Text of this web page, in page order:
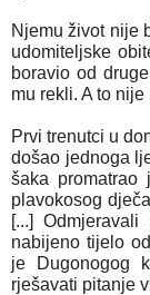
Njemu život nije
udomiteljske
boravio od
mu rekli. A to
Prvi trenutci u
došao jednoga
šaka promatrao
plavokosog
[...]
nabijeno tijelo
je Dugonogog
rješavati pitanje